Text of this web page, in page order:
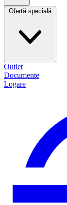
Ofertă specială
Outlet
Documente
Logare